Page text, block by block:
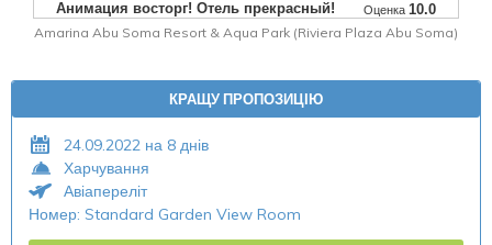
Amarina Abu Soma Resort & Aqua Park (Riviera Plaza Abu Soma)
КРАЩУ ПРОПОЗИЦІЮ
24.09.2022 на 8 днів
Харчування
Авіапереліт
Номер: Standard Garden View Room